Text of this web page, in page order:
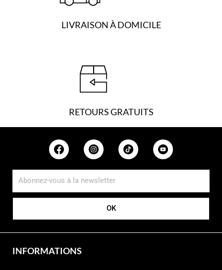
LIVRAISON À DOMICILE
RETOURS GRATUITS
OK
INFORMATIONS